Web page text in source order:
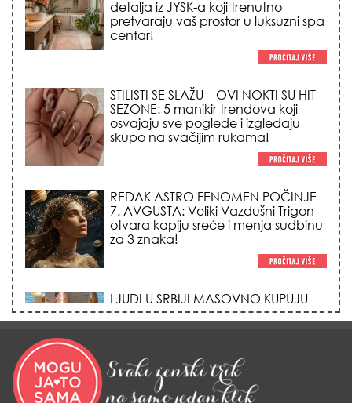
STILISTI SE SLAŽU – OVI NOKTI SU HIT
SEZONE: 5 manikir trendova koji
osvajaju sve poglede i izgledaju
REDAK ASTRO FENOMEN POČINJE
7. AVGUSTA: Veliki Vazdušni Trigon
otvara kapiju sreće i menja sudbinu
LJUDI U SRBIJI MASOVNO KUPUJU
OVO ČUDO OD 200 DINARA: Trik sa
peškirom i ledom koji rashlađuje stan
ako želite da vam kosa raste kao iz
vode i privučete novu ljubav!